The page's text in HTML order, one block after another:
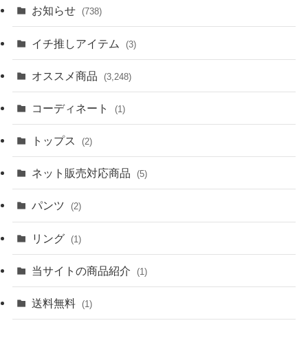
お知らせ (738)
イチ推しアイテム (3)
オススメ商品 (3,248)
コーディネート (1)
トップス (2)
ネット販売対応商品 (5)
パンツ (2)
リング (1)
当サイトの商品紹介 (1)
送料無料 (1)